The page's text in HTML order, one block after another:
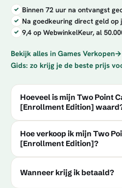
Binnen 72 uur na ontvangst
Na goedkeuring direct geld op
9,4 op WebwinkelKeur, al
Bekijk alles in Games Verkopen→
Gids: zo krijg je de beste prijs
Hoeveel is mijn Two Point
[Enrollment Edition]
Hoe verkoop ik mijn Two
[Enrollment Edition]?
Wanneer krijg ik betaald?